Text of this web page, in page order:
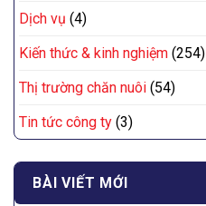
Dịch vụ (4)
Kiến thức & kinh nghiệm (254)
Thị trường chăn nuôi (54)
Tin tức công ty (3)
BÀI VIẾT MỚI